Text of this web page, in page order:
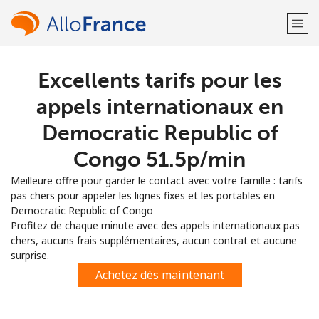
Bienvenue!
Vous avez déjà un compte?
S'enregistrer avec
ou
Excellents tarifs pour les
appels internationaux en
Democratic Republic of
Congo ⁦51.5p⁩/min
Meilleure offre pour garder le contact avec votre famille : tarifs
pas chers pour appeler les lignes fixes et les portables en
Democratic Republic of Congo
Profitez de chaque minute avec des appels internationaux pas
chers, aucuns frais supplémentaires, aucun contrat et aucune
surprise.
Achetez dès maintenant